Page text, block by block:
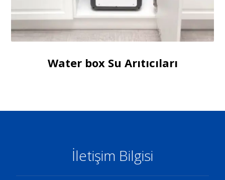
Water box Su Arıtıcıları
İletişim Bilgisi